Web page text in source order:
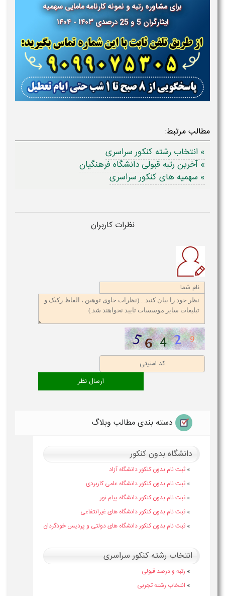
برای مشاورهرتبه و نمونه کارنامه مامایی سهمیه
ایثارگران 5 و 25 درصدی ۱۴۰۳ - ۱۴۰۴
مرتبط:
رشته کنکور سراسری
رتبه قبولی دانشگاه فرهنگیان
سهمیه های کنکور سراسری
نظرات کاربران
دسته بندی مطالب وبلاگ
دانشگاه بدون کنکور
ثبت نام بدون کنکور دانشگاه آزاد
ثبت نام بدون کنکور دانشگاه علمی کاربردی
ثبت نام بدون کنکور دانشگاه پیام نور
ثبت نام بدون کنکور دانشگاه های غیرانتفاعی
ثبت نام بدون کنکور دانشگاه های دولتی و پردیس خودگردان
انتخاب رشته کنکور سراسری
رتبه و درصد قبولی
انتخاب رشته تجربی